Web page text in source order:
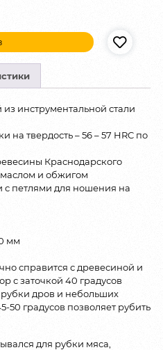
инструментальной стали
твердость – 56 – 57 HRC по
Краснодарского
и обжигом
с петлями для ношения на
мм
справится с древесиной и
с заточкой 40 градусов
дров и небольших
50 градусов позволяет рубить
для рубки мяса,